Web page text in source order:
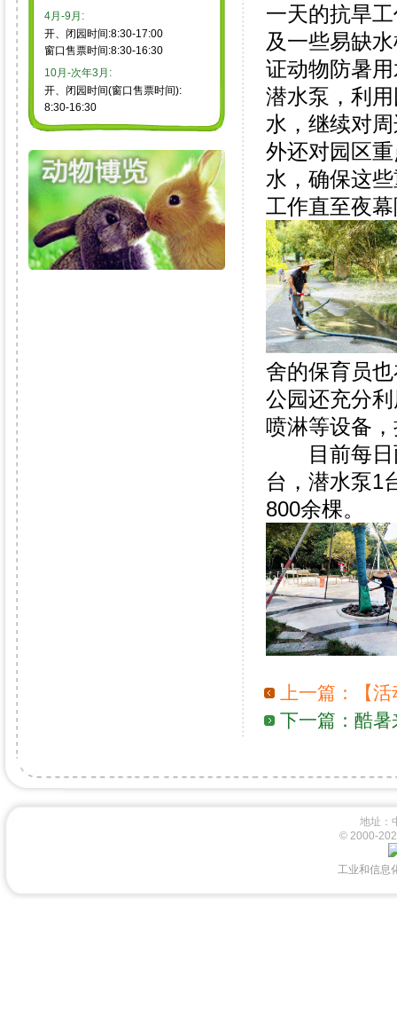
4月-9月:
开、闭园时间:8:30-17:00
窗口售票时间:8:30-16:30
10月-次年3月:
开、闭园时间(窗口售票时间):
8:30-16:30
一天的抗旱
及一些易缺
证动物防暑
潜水泵，利
水，继续对
外还对园区
水，确保这
工作直至夜
舍的保育员
公园还充分
喷淋等设备
目前每日两
台，潜水泵1
800余棵。
上一篇：
【
下一篇： 酷暑
地址
© 2000-
工业和信息